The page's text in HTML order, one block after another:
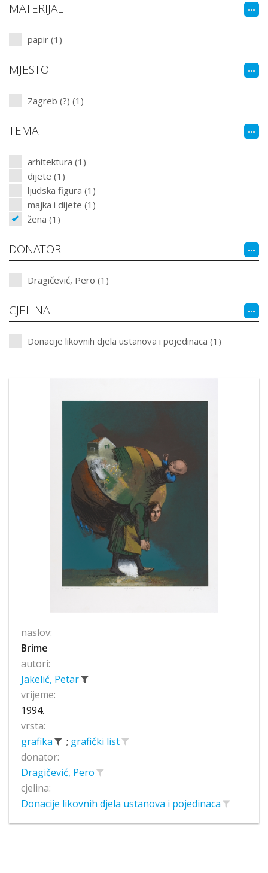
MATERIJAL
papir (1)
MJESTO
Zagreb (?) (1)
TEMA
arhitektura (1)
dijete (1)
ljudska figura (1)
majka i dijete (1)
žena (1)
DONATOR
Dragičević, Pero (1)
CJELINA
Donacije likovnih djela ustanova i pojedinaca (1)
naslov:
Brime
autori:
Jakelić, Petar
vrijeme:
1994.
vrsta:
grafika
; grafički list
donator:
Dragičević, Pero
cjelina:
Donacije likovnih djela ustanova i pojedinaca